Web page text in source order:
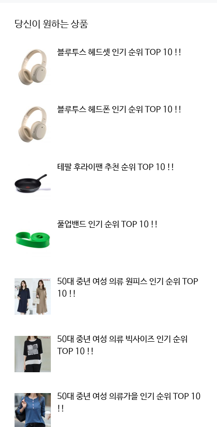
당신이 원하는 상품
블루투스 헤드셋 인기 순위 TOP 10 !!
블루투스 헤드폰 인기 순위 TOP 10 !!
테팔 후라이팬 추천 순위 TOP 10 !!
풀업밴드 인기 순위 TOP 10 !!
50대 중년 여성 의류 원피스 인기 순위 TOP
10 !!
50대 중년 여성 의류 빅사이즈 인기 순위
TOP 10 !!
50대 중년 여성 의류가을 인기 순위 TOP 10
!!